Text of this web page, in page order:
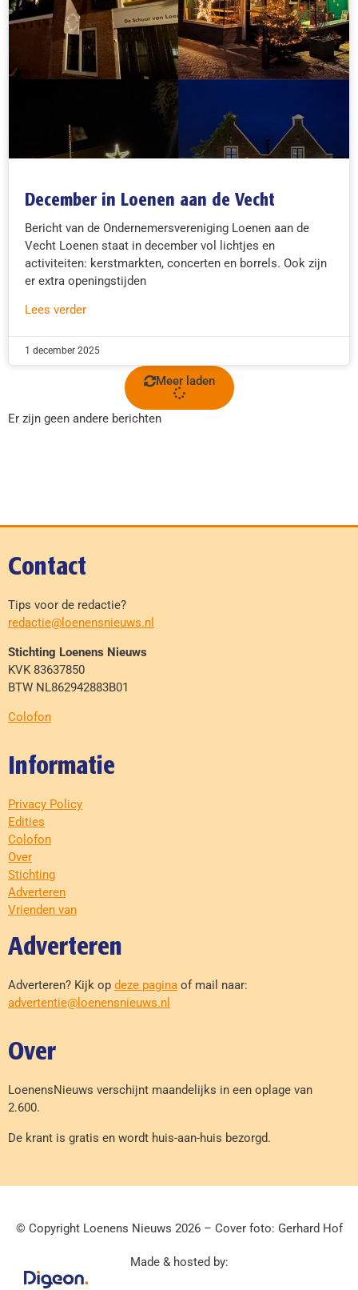
December in Loenen aan de Vecht
Bericht van de Ondernemersvereniging Loenen aan de
Vecht Loenen staat in december vol lichtjes en
activiteiten: kerstmarkten, concerten en borrels. Ook zijn
er extra openingstijden
Lees verder
1 december 2025
Meer laden
Er zijn geen andere berichten
Contact
Tips voor de redactie?
redactie@loenensnieuws.nl
Stichting Loenens Nieuws
KVK 83637850
BTW NL862942883B01
Colofon
Informatie
Privacy Policy
Edities
Colofon
Over
Stichting
Adverteren
Vrienden van
Adverteren
Adverteren? Kijk op deze pagina of mail naar:
advertentie@loenensnieuws.nl
Over
LoenensNieuws verschijnt maandelijks in een oplage van
2.600.
De krant is gratis en wordt huis-aan-huis bezorgd.
© Copyright Loenens Nieuws 2026 – Cover foto: Gerhard Hof
Made & hosted by: